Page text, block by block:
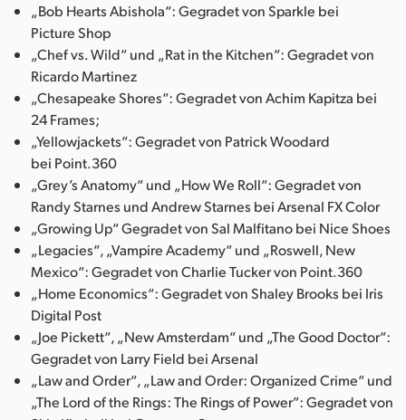
„Bob Hearts Abishola“: Gegradet von Sparkle bei
Picture Shop
„Chef vs. Wild“ und „Rat in the Kitchen“: Gegradet von
Ricardo Martinez
„Chesapeake Shores“: Gegradet von Achim Kapitza bei
24 Frames;
„Yellowjackets“: Gegradet von Patrick Woodard
bei Point.360
„Grey’s Anatomy“ und „How We Roll“: Gegradet von
Randy Starnes und Andrew Starnes bei Arsenal FX Color
„Growing Up“ Gegradet von Sal Malfitano bei Nice Shoes
„Legacies“, „Vampire Academy“ und „Roswell, New
Mexico“: Gegradet von Charlie Tucker von Point.360
„Home Economics“: Gegradet von Shaley Brooks bei Iris
Digital Post
„Joe Pickett“, „New Amsterdam“ und „The Good Doctor“:
Gegradet von Larry Field bei Arsenal
„Law and Order“, „Law and Order: Organized Crime“ und
„The Lord of the Rings: The Rings of Power”: Gegradet von